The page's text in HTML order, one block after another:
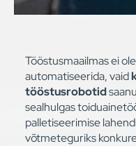
Tööstusmaailmas ei
automatiseerida, vaid
tööstusrobotid
sealhulgas
palletiseerimise
võtmeteguriks